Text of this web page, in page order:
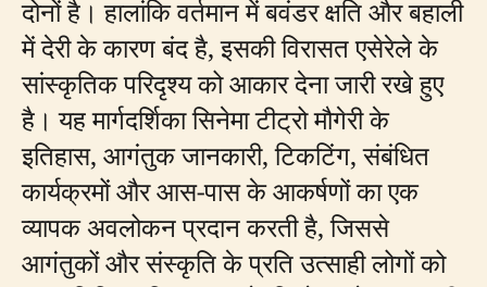
दोनों है। हालांकि वर्तमान में बवंडर क्षति और बहाली
में देरी के कारण बंद है, इसकी विरासत एसेरेले के
सांस्कृतिक परिदृश्य को आकार देना जारी रखे हुए
है। यह मार्गदर्शिका सिनेमा टीट्रो मौगेरी के
इतिहास, आगंतुक जानकारी, टिकटिंग, संबंधित
कार्यक्रमों और आस-पास के आकर्षणों का एक
व्यापक अवलोकन प्रदान करती है, जिससे
आगंतुकों और संस्कृति के प्रति उत्साही लोगों को